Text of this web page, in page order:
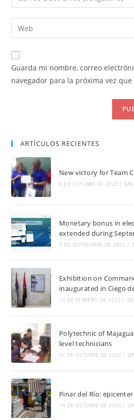
de
usuario
para
comentar
tu
dirección
de
electrónico
para
comentar
Introduce
la
URL
de
Guarda mi nombre, correo
navegador para la próxima vez que
ARTÍCULOS RECIENTES
New victory for Team
5 DE OCTUBRE DE 2023 / SIN
Monetary bonus in
extended during
3 DE SEPTIEMBRE DE 2023 /
Exhibition on
inaugurated in Ciego
15 DE FEBRERO DE 2023 /
Polytechnic of
level technicians
31 DE OCTUBRE DE 2022 /
Pinar del Río:
14 DE OCTUBRE DE 2022 /